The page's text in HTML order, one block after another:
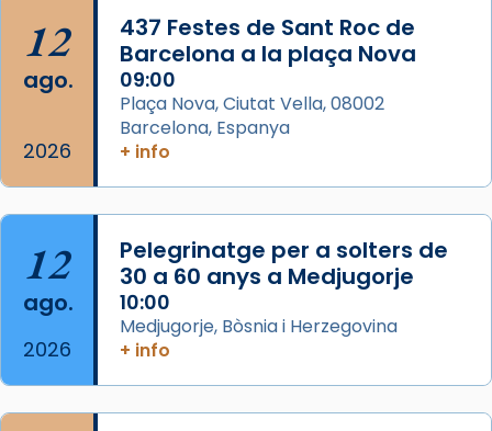
Acompanyant la història de sant Cugat, a
partir de l’Edat Mitjana sorgeix la tradició
que les santes Juliana (“relatiu a Júlia”) i
Semproniana (“relatiu a Semprònia =
eterna”) són deixebles seves. I l’any 1667, el
frare Joan Gaspar Roig, afirma en una obra
que les santes són filles de l’antiga Iluro.
Mataró en reivindicarà les relíq
Foto
View on Facebook ·
12
ago.
2026
437 Festes de Sant Roc de
Barcelona a la plaça Nova
09:00
Plaça Nova, Ciutat Vella, 08002
Barcelona, Espanya
+ info
12
ago.
2026
Pelegrinatge per a solters de
30 a 60 anys a Medjugorje
10:00
Medjugorje, Bòsnia i Herzegovina
+ info